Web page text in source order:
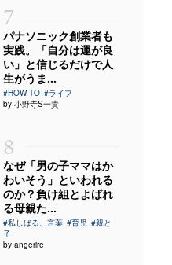
7
パナソニック創業者も
実践。「自分は運が良
い」と信じるだけで人
生がうま...
#HOW TO #ライフ
by 小野寺S一貴
8
なぜ「男の子ママはか
わいそう」といわれる
のか？負け組とよばれ
る母親た...
#私しばる、言葉 #育児 #親と
子
by angerire